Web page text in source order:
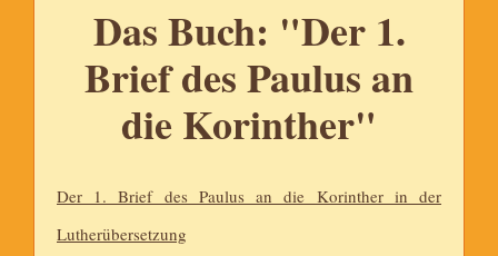
Das Buch: "Der 1.
Brief des Paulus an
die Korinther"
Der 1. Brief des Paulus an die Korinther in der
Lutherübersetzung